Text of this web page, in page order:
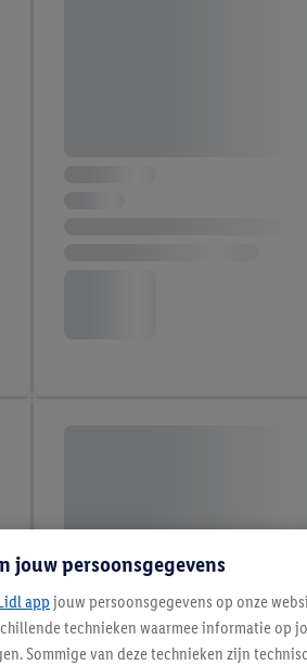
jouw persoonsgegevens
app jouw persoonsgegevens op onze
technieken waarmee informatie op
Sommige van deze technieken zijn